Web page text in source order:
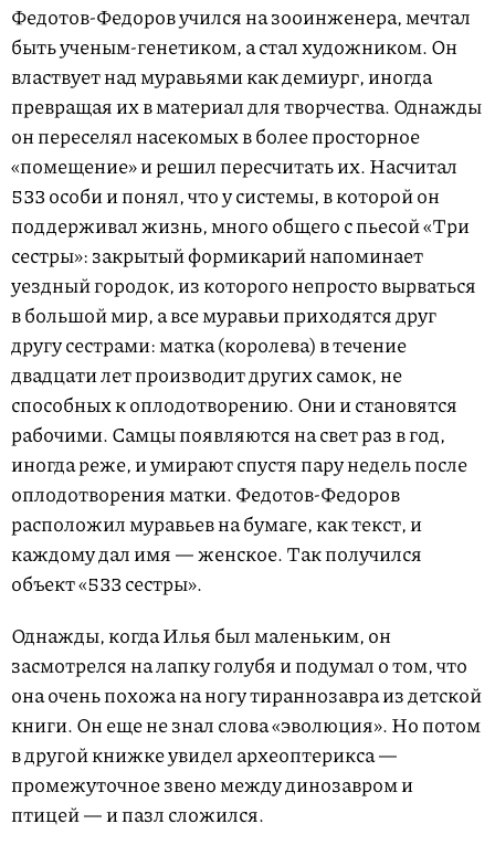
Федотов-Федоров учился на зооинженера, мечтал
быть ученым-генетиком, а стал художником. Он
властвует над муравьями как демиург, иногда
превращая их в материал для творчества. Однажды
он переселял насекомых в более просторное
«помещение» и решил пересчитать их. Насчитал
533 особи и понял, что у системы, в которой он
поддерживал жизнь, много общего с пьесой «Три
сестры»: закрытый формикарий напоминает
уездный городок, из которого непросто вырваться
в большой мир, а все муравьи приходятся друг
другу сестрами: матка (королева) в течение
двадцати лет производит других самок, не
способных к оплодотворению. Они и становятся
рабочими. Самцы появляются на свет раз в год,
иногда реже, и умирают спустя пару недель после
оплодотворения матки. Федотов-Федоров
расположил муравьев на бумаге, как текст, и
каждому дал имя — женское. Так получился
объект «533 сестры».
Однажды, когда Илья был маленьким, он
засмотрелся на лапку голубя и подумал о том, что
она очень похожа на ногу тираннозавра из детской
книги. Он еще не знал слова «эволюция». Но потом
в другой книжке увидел археоптерикса —
промежуточное звено между динозавром и
птицей — и пазл сложился.